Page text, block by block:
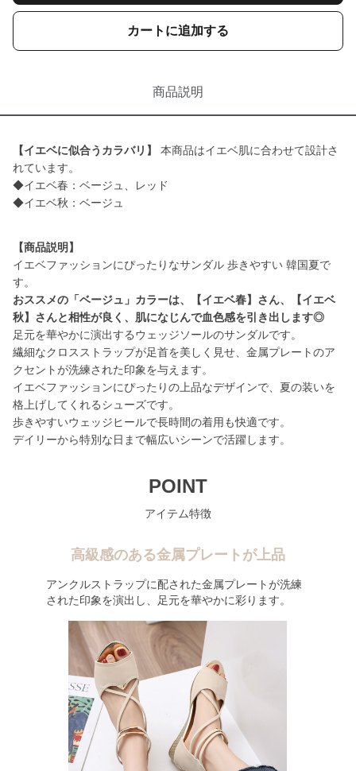
カートに追加する
商品説明
【イエベに似合うカラバリ】
本商品はイエベ肌に合わせて設計さ
れています。
◆イエベ春：ベージュ、レッド
◆イエベ秋：ベージュ
【商品説明】
イエベファッションにぴったりなサンダル 歩きやすい 韓国夏で
おススメの「ベージュ」カラーは、【イエベ春】さん、【イエベ
秋】さんと相性が良く、肌になじんで血色感を引き出します◎
足元を華やかに演出するウェッジソールのサンダルです。
繊細なクロスストラップが足首を美しく見せ、金属プレートのア
クセントが洗練された印象を与えます。
イエベファッションにぴったりの上品なデザインで、夏の装いを
格上げしてくれるシューズです。
歩きやすいウェッジヒールで長時間の着用も快適です。
デイリーから特別な日まで幅広いシーンで活躍します。
POINT
アイテム特徴
高級感のある金属プレートが上品
アンクルストラップに配された金属プレートが洗練
された印象を演出し、足元を華やかに彩ります。